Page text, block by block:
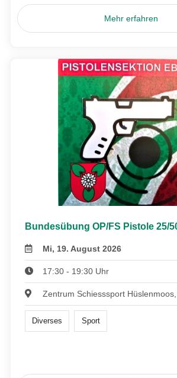
Mehr erfahren
Bundesübung OP/FS Pistole 25/
Mi, 19. August 2026
17:30 - 19:30 Uhr
Zentrum Schiesssport
Diverses Sport